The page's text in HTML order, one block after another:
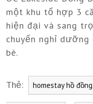
một khu tổ hợp 3
hiện đại và sang
chuyến nghỉ dưỡng
bè.
Thẻ: homestay hồ